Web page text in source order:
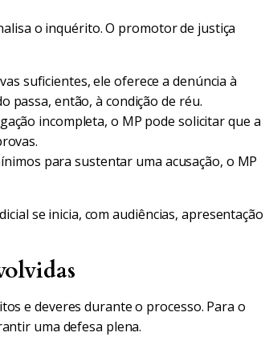
o inquérito. O promotor de justiça
suficientes, ele oferece a denúncia à
passa, então, à condição de réu.
incompleta, o MP pode solicitar que a
para sustentar uma acusação, o MP
se inicia, com audiências, apresentação
e deveres durante o processo. Para o
uma defesa plena.